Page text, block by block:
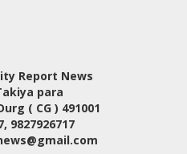
Report News
para
( CG ) 491001
9827926717